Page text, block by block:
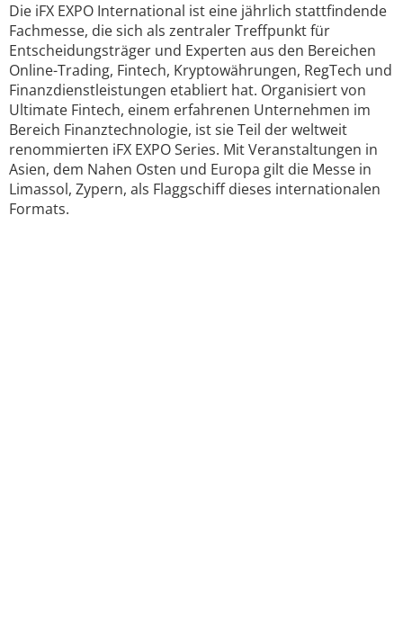
Die iFX EXPO International ist eine jährlich stattfindende
Fachmesse, die sich als zentraler Treffpunkt für
Entscheidungsträger und Experten aus den Bereichen
Online-Trading, Fintech, Kryptowährungen, RegTech und
Finanzdienstleistungen etabliert hat. Organisiert von
Ultimate Fintech, einem erfahrenen Unternehmen im
Bereich Finanztechnologie, ist sie Teil der weltweit
renommierten iFX EXPO Series. Mit Veranstaltungen in
Asien, dem Nahen Osten und Europa gilt die Messe in
Limassol, Zypern, als Flaggschiff dieses internationalen
Formats.